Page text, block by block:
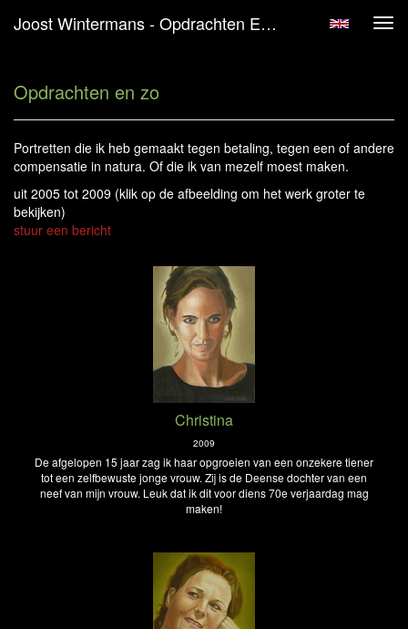
Joost Wintermans - Opdrachten En Zo
Opdrachten en zo
Portretten die ik heb gemaakt tegen betaling, tegen een of andere
compensatie in natura. Of die ik van mezelf moest maken.
uit 2005 tot 2009 (klik op de afbeelding om het werk groter te
bekijken)
stuur een bericht
Christina
2009
De afgelopen 15 jaar zag ik haar opgroeien van een onzekere tiener
tot een zelfbewuste jonge vrouw. Zij is de Deense dochter van een
neef van mijn vrouw. Leuk dat ik dit voor diens 70e verjaardag mag
maken!